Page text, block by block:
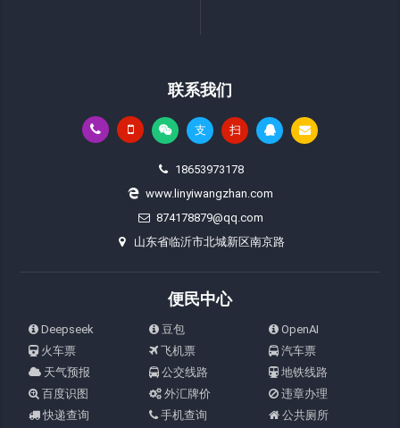
联系我们
支 扫
18653973178
www.linyiwangzhan.com
874178879@qq.com
山东省临沂市北城新区南京路
便民中心
Deepseek 豆包
OpenAI
火车票
飞机票
汽车票
天气预报
公交线路
地铁线路
百度识图
外汇牌价
违章办理
快递查询
手机查询
公共厕所